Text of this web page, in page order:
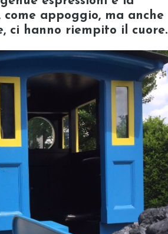
appoggio, ma anche
ci hanno riempito il cuore.